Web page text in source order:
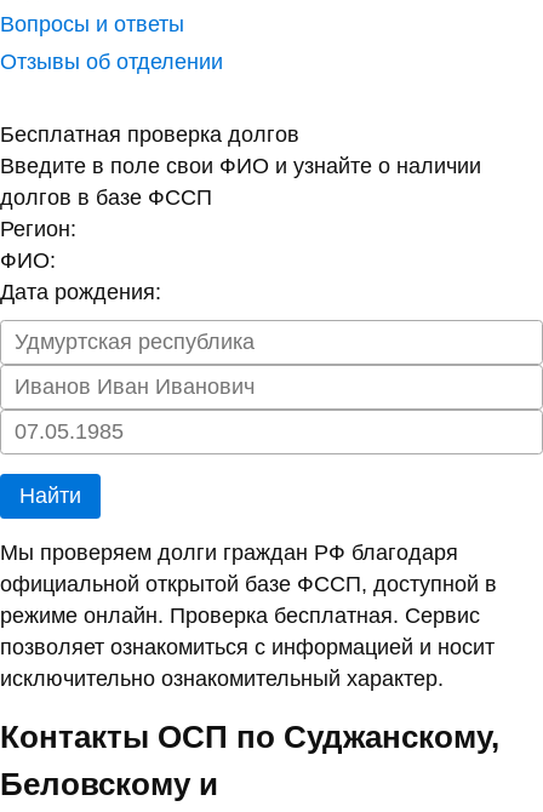
Вопросы и ответы
Отзывы об отделении
Бесплатная проверка долгов
Введите в поле свои ФИО и узнайте о наличии
долгов в базе ФССП
Регион:
ФИО:
Дата рождения:
Найти
Мы проверяем долги граждан РФ благодаря
официальной открытой базе ФССП, доступной в
режиме онлайн. Проверка бесплатная. Сервис
позволяет ознакомиться с информацией и носит
исключительно ознакомительный характер.
Контакты ОСП по Суджанскому,
Беловскому и